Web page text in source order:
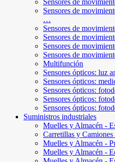
Sensores de
Sensores de
…
Sensores de
Sensores de
Sensores de
Sensores de
Multifunción
Sensores ópticos: luz
Sensores ópticos:
Sensores ópticos:
Sensores ópticos:
Sensores ópticos:
Suministros industriales
Muelles y Almacén -
Carretillas y
Muelles y Almacén -
Muelles y Almacén -